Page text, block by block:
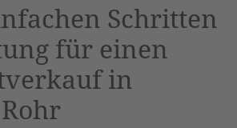
Platform&eRecht24
Schritten
für einen
in